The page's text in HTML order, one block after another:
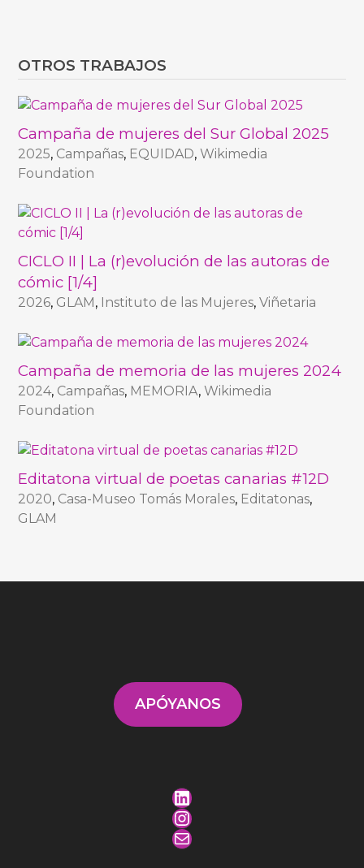
OTROS TRABAJOS
Campaña de mujeres del Sur Global 2025
2025, Campañas, EQUIDAD,Wikimedia
Foundation
CICLO II | La (r)evolución de las autoras de
cómic [1/4]
2026, GLAM, Instituto de las Mujeres,Viñetaria
Campaña de memoria de las mujeres 2024
2024, Campañas, MEMORIA,Wikimedia
Foundation
Editatona virtual de poetas canarias #12D
2020, Casa-Museo Tomás Morales, Editatonas,
GLAM
APÓYANOS
LinkedIn
Instagram
Mail